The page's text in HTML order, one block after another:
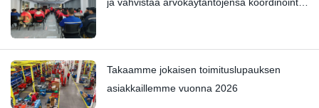
Takaamme jokaisen toimituslupauksen
asiakkaillemme vuonna 2026